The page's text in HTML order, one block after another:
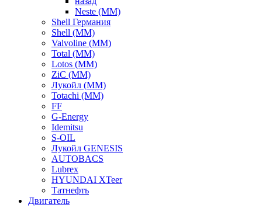
Neste (ММ)
Shell Германия
Shell (ММ)
Valvoline (ММ)
Total (ММ)
Lotos (ММ)
ZiC (ММ)
Лукойл (ММ)
Totachi (MM)
FF
G-Energy
Idemitsu
S-OIL
Лукойл GENESIS
AUTOBACS
Lubrex
HYUNDAI XTeer
Татнефть
Двигатель